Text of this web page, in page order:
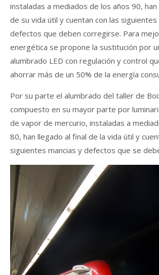
instaladas a mediados de los años 90,
de su vida útil y cuentan con las siguientes
defectos que deben corregirse. Para
energética se propone la sustitución por
alumbrado LED con regulación y control
ahorrar más de un 50% de la energía
Por su parte el alumbrado del taller de
compuesto en su mayor parte por
de vapor de mercurio, instaladas a
80, han llegado al final de la vida útil y
siguientes mancias y defectos que se